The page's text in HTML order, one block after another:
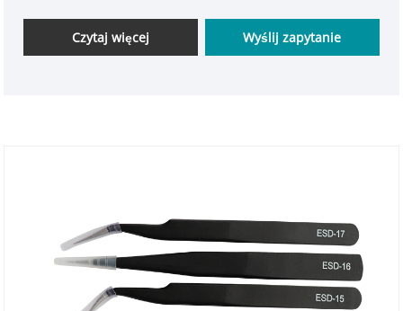
Czytaj więcej Wyślij zapytanie